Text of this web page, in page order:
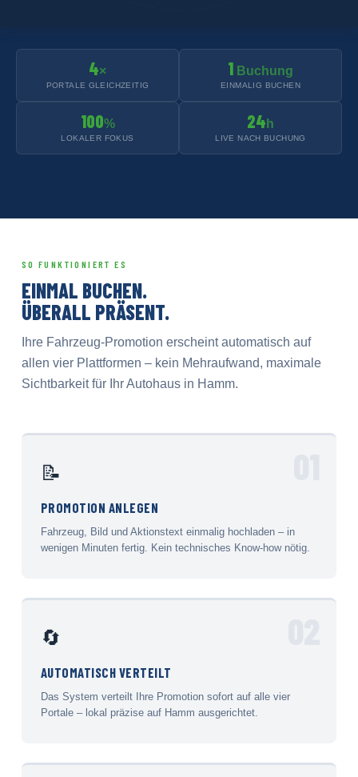
4×
PORTALE GLEICHZEITIG
1 Buchung
EINMALIG BUCHEN
100%
LOKALER FOKUS
24 h
LIVE NACH BUCHUNG
SO FUNKTIONIERT ES
EINMAL BUCHEN.
ÜBERALL PRÄSENT.
Ihre Fahrzeug-Promotion erscheint automatisch auf
allen vier Plattformen – kein Mehraufwand, maximale
Sichtbarkeit für Ihr Autohaus in Hamm.
📝
PROMOTION ANLEGEN
Fahrzeug, Bild und Aktionstext einmalig hochladen – in
wenigen Minuten fertig. Kein technisches Know-how nötig.
🔄
AUTOMATISCH VERTEILT
Das System verteilt Ihre Promotion sofort auf alle vier
Portale – lokal präzise auf Hamm ausgerichtet.